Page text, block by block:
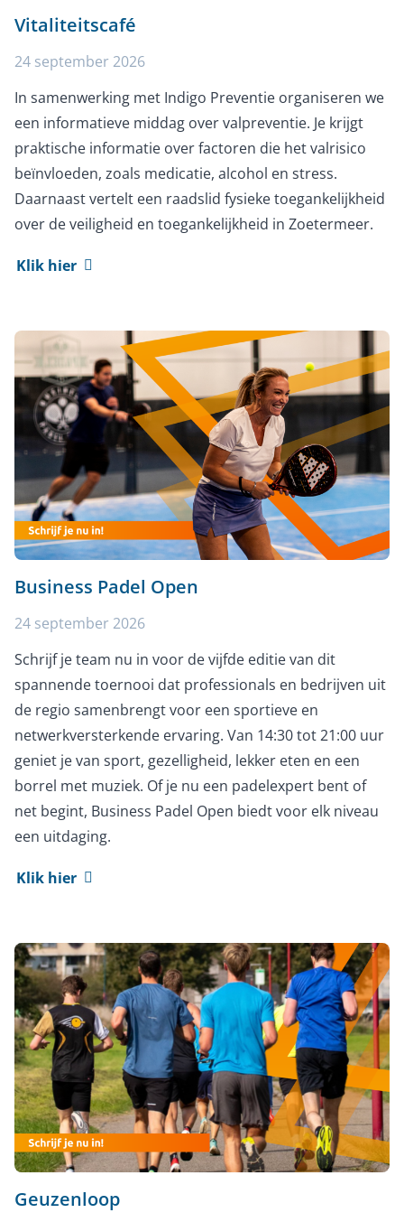
Vitaliteitscafé
24 september 2026
In samenwerking met Indigo Preventie organiseren we
een informatieve middag over valpreventie. Je krijgt
praktische informatie over factoren die het valrisico
beïnvloeden, zoals medicatie, alcohol en stress.
Daarnaast vertelt een raadslid fysieke toegankelijkheid
over de veiligheid en toegankelijkheid in Zoetermeer.
Klik hier
Business Padel Open
24 september 2026
Schrijf je team nu in voor de vijfde editie van dit
spannende toernooi dat professionals en bedrijven uit
de regio samenbrengt voor een sportieve en
netwerkversterkende ervaring. Van 14:30 tot 21:00 uur
geniet je van sport, gezelligheid, lekker eten en een
borrel met muziek. Of je nu een padelexpert bent of
net begint, Business Padel Open biedt voor elk niveau
een uitdaging.
Klik hier
Geuzenloop